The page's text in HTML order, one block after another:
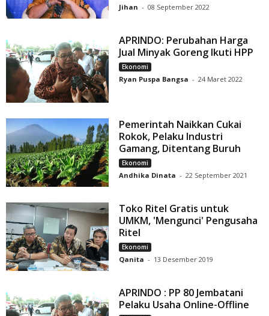
Jihan - 08 September 2022
APRINDO: Perubahan Harga
Jual Minyak Goreng Ikuti HPP
Ekonomi
Ryan Puspa Bangsa - 24 Maret 2022
Pemerintah Naikkan Cukai
Rokok, Pelaku Industri
Gamang, Ditentang Buruh
Ekonomi
Andhika Dinata - 22 September 2021
Toko Ritel Gratis untuk
UMKM, 'Mengunci' Pengusaha
Ritel
Ekonomi
Qanita - 13 Desember 2019
APRINDO : PP 80 Jembatani
Pelaku Usaha Online-Offline